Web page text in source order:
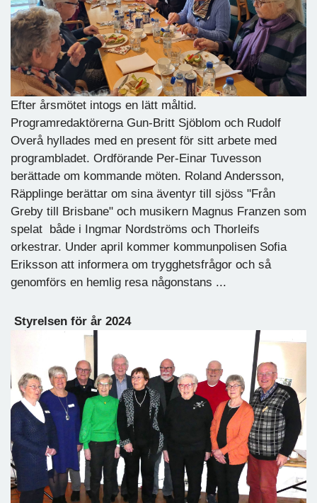
Efter årsmötet intogs en lätt måltid.
Programredaktörerna Gun-Britt Sjöblom och Rudolf
Overå hyllades med en present för sitt arbete med
programbladet. Ordförande Per-Einar Tuvesson
berättade om kommande möten. Roland Andersson,
Räpplinge berättar om sina äventyr till sjöss "Från
Greby till Brisbane" och musikern Magnus Franzen som
spelat både i Ingmar Nordströms och Thorleifs
orkestrar. Under april kommer kommunpolisen Sofia
Eriksson att informera om trygghetsfrågor och så
genomförs en hemlig resa någonstans ...
Styrelsen för år 2024